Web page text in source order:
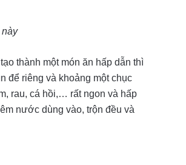
này
thành một món ăn hấp dẫn thì
để riêng và khoảng một chục
rau, cá hồi,… rất ngon và hấp
nước dùng vào, trộn đều và